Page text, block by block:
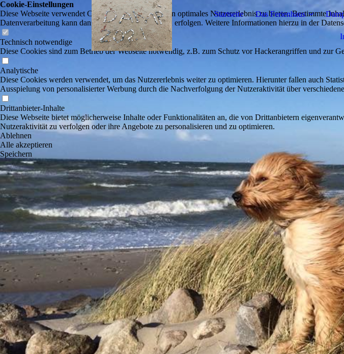
Startseite Das Ferienhaus
Cookie-Einstellungen
Diese Webseite verwendet Cookies, um Besuchern ein optimales Nutzererlebnis zu bieten. Bestimmte
Datenverarbeitung kann dann auch in einem Drittland erfolgen. Weitere Informationen hierzu in der
Technisch notwendige
Diese Cookies sind zum Betrieb der Webseite notwendig, z.B. zum Schutz vor Hackerangriffen und zur
Analytische
Diese Cookies werden verwendet, um das Nutzererlebnis weiter zu optimieren. Hierunter fallen auch
Ausspielung von personalisierter Werbung durch die Nachverfolgung der Nutzeraktivität über
Drittanbieter-Inhalte
Diese Webseite bietet möglicherweise Inhalte oder Funktionalitäten an, die von Drittanbietern
Nutzeraktivität zu verfolgen oder ihre Angebote zu personalisieren und zu optimieren.
Ablehnen
Alle akzeptieren
Speichern